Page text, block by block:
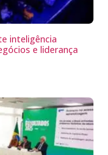
inteligência
e liderança